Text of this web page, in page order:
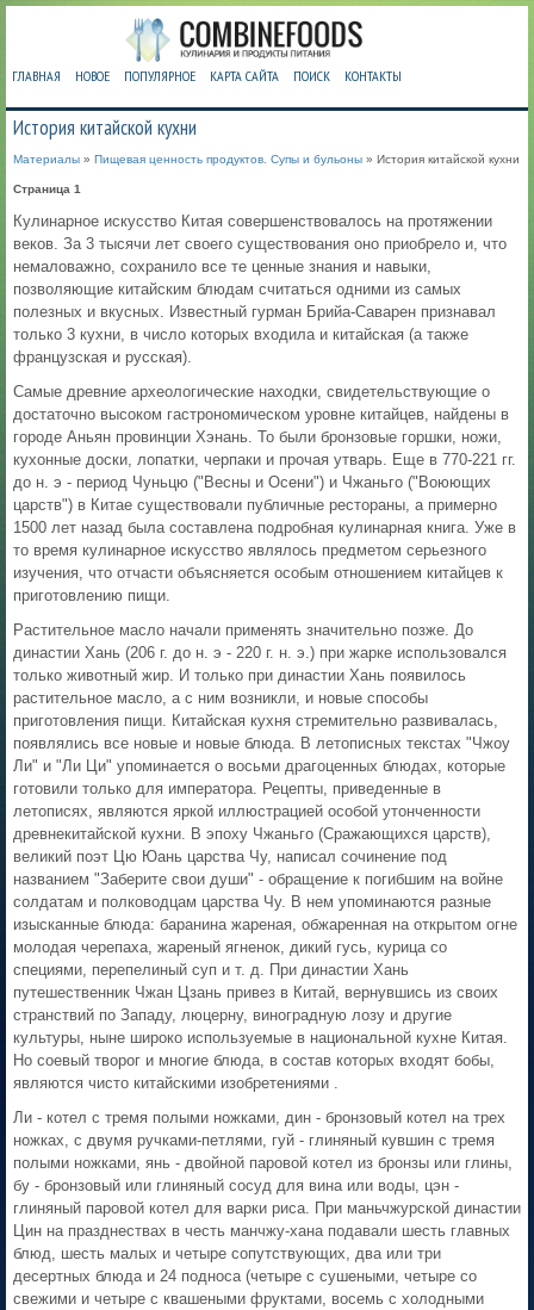
ГЛАВНАЯ НОВОЕ ПОПУЛЯРНОЕ КАРТА САЙТА ПОИСК КОНТАКТЫ
История китайской кухни
Материалы » Пищевая ценность продуктов. Супы и бульоны » История китайской кухни
Страница 1
Кулинарное искусство Китая совершенствовалось на протяжении
веков. За 3 тысячи лет своего существования оно приобрело и, что
немаловажно, сохранило все те ценные знания и навыки,
позволяющие китайским блюдам считаться одними из самых
полезных и вкусных. Известный гурман Брийа-Саварен признавал
только 3 кухни, в число которых входила и китайская (а также
французская и русская).
Самые древние археологические находки, свидетельствующие о
достаточно высоком гастрономическом уровне китайцев, найдены в
городе Аньян провинции Хэнань. То были бронзовые горшки, ножи,
кухонные доски, лопатки, черпаки и прочая утварь. Еще в 770-221 гг.
до н. э - период Чуньцю ("Весны и Осени") и Чжаньго ("Воюющих
царств") в Китае существовали публичные рестораны, а примерно
1500 лет назад была составлена подробная кулинарная книга. Уже в
то время кулинарное искусство являлось предметом серьезного
изучения, что отчасти объясняется особым отношением китайцев к
приготовлению пищи.
Растительное масло начали применять значительно позже. До
династии Хань (206 г. до н. э - 220 г. н. э.) при жарке использовался
только животный жир. И только при династии Хань появилось
растительное масло, а с ним возникли, и новые способы
приготовления пищи. Китайская кухня стремительно развивалась,
появлялись все новые и новые блюда. В летописных текстах "Чжоу
Ли" и "Ли Ци" упоминается о восьми драгоценных блюдах, которые
готовили только для императора. Рецепты, приведенные в
летописях, являются яркой иллюстрацией особой утонченности
древнекитайской кухни. В эпоху Чжаньго (Сражающихся царств),
великий поэт Цю Юань царства Чу, написал сочинение под
названием "Заберите свои души" - обращение к погибшим на войне
солдатам и полководцам царства Чу. В нем упоминаются разные
изысканные блюда: баранина жареная, обжаренная на открытом огне
молодая черепаха, жареный ягненок, дикий гусь, курица со
специями, перепелиный суп и т. д. При династии Хань
путешественник Чжан Цзань привез в Китай, вернувшись из своих
странствий по Западу, люцерну, виноградную лозу и другие
культуры, ныне широко используемые в национальной кухне Китая.
Но соевый творог и многие блюда, в состав которых входят бобы,
являются чисто китайскими изобретениями .
Ли - котел с тремя полыми ножками, дин - бронзовый котел на трех
ножках, с двумя ручками-петлями, гуй - глиняный кувшин с тремя
полыми ножками, янь - двойной паровой котел из бронзы или глины,
бу - бронзовый или глиняный сосуд для вина или воды, цэн -
глиняный паровой котел для варки риса. При маньчжурской династии
Цин на празднествах в честь манчжу-хана подавали шесть главных
блюд, шесть малых и четыре сопутствующих, два или три
десертных блюда и 24 подноса (четыре с сушеными, четыре со
свежими и четыре с квашеными фруктами, восемь с холодными